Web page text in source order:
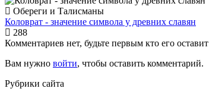
Обереги и Талисманы
Коловрат - значение символа у древних славян
288
Комментариев нет, будьте первым кто его оставит
Вам нужно войти, чтобы оставить комментарий.
Рубрики сайта